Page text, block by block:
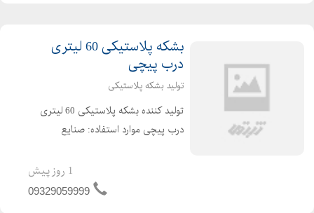
بشکه پلاستیکی 60 لیتری
درب پیچی
تولید بشکه پلاستیکی
تولید کننده بشکه پلاستیکی 60 لیتری
درب پیچی موارد استفاده: صنایع
پتروشیمی،صنایع رنگ و رزین،صنایع
چسب نوع کالا: بشکه 60 لیتری درب
1 روز پیش
09329059999